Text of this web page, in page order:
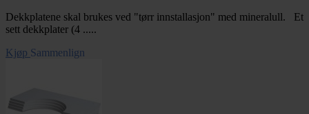
Dekkplatene skal brukes ved "tørr innstallasjon" med mineralull. Et
sett dekkplater (4 .....
Kjøp Sammenlign